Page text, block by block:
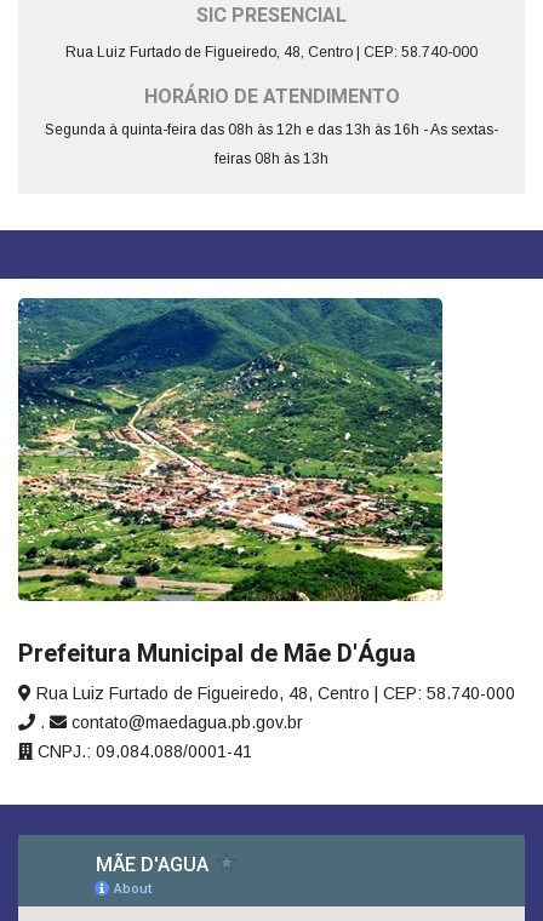
SIC PRESENCIAL
Rua Luiz Furtado de Figueiredo, 48, Centro | CEP: 58.740-000
HORÁRIO DE ATENDIMENTO
Segunda à quinta-feira das 08h às 12h e das 13h às 16h - As sextas-
feiras 08h às 13h
Prefeitura Municipal de Mãe D'Água
Rua Luiz Furtado de Figueiredo, 48, Centro | CEP: 58.740-000
.
contato@maedagua.pb.gov.br
CNPJ.: 09.084.088/0001-41